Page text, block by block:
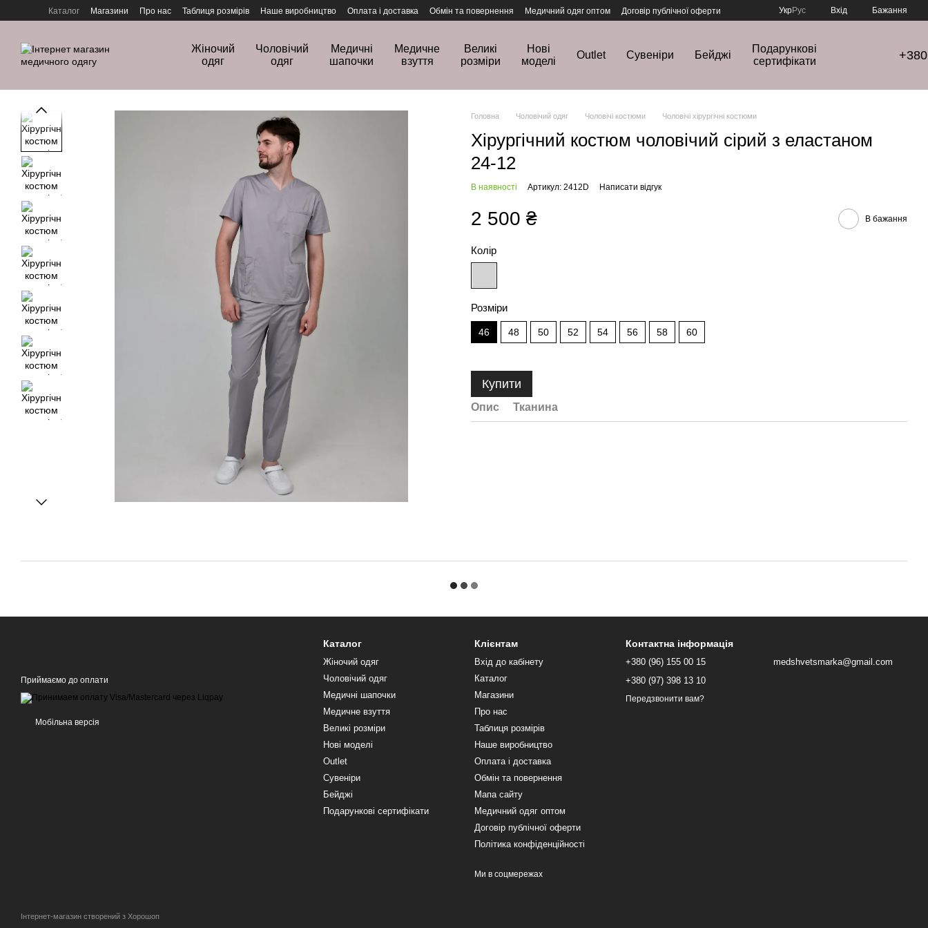
Перейти до основного контенту
Каталог Магазини Про нас Таблиця розмірів Наше виробництво Оплата і доставка Обмін та повернення Медичний одяг оптом
Договір публічної оферти
УкрРус Вхід Бажання
Жіночий
одяг
Чоловічий
одяг
Медичні
шапочки
Медичне
взуття
Великі
розміри
Нові
моделі
Outlet Сувеніри Бейджі
Подарункові
сертифікати
Головна Чоловічий одяг Чоловічі костюми Чоловічі хірургічні костюми
Хірургічний костюм чоловічий сірий з еластаном
24-12
В наявності Артикул: 2412D Написати відгук
2 500 ₴ В бажання
Колір
Розміри
46 48 50 52 54 56 58 60
Купити
Опис Тканина
Приймаємо до оплати
Мобільна версія
Інтернет-магазин створений з Хорошоп
Каталог
Жіночий одяг
Чоловічий одяг
Медичні шапочки
Медичне взуття
Великі розміри
Нові моделі
Outlet
Сувеніри
Бейджі
Подарункові сертифікати
Клієнтам
Вхід до кабінету
Каталог
Магазини
Про нас
Таблиця розмірів
Наше виробництво
Оплата і доставка
Обмін та повернення
Мапа сайту
Медичний одяг оптом
Договір публічної оферти
Політика конфіденційності
Ми в соцмережах
Контактна інформація
+380 (96) 155 00 15
+380 (97) 398 13 10
Передзвонити вам?
medshvetsmarka@gmail.com